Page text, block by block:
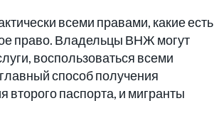
всеми правами, какие есть
право. Владельцы ВНЖ могут
воспользоваться всеми
способ получения
паспорта, и мигранты